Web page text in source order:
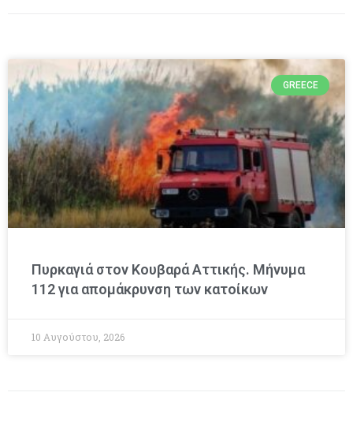
GREECE
Πυρκαγιά στον Κουβαρά Αττικής. Μήνυμα
112 για απομάκρυνση των κατοίκων
10 Αυγούστου, 2026